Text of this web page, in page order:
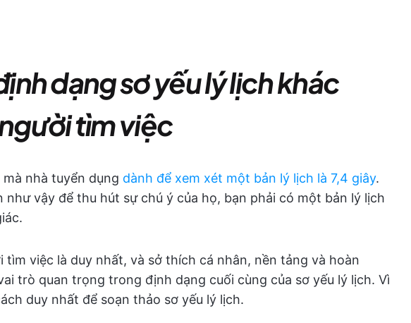
dạng sơ yếu lý lịch khác
tìm việc
nhà tuyển dụng dành để xem xét một bản lý lịch là 7,4 giây.
như vậy để thu hút sự chú ý của họ, bạn phải có một bản lý lịch
tìm việc là duy nhất, và sở thích cá nhân, nền tảng và hoàn
trò quan trọng trong định dạng cuối cùng của sơ yếu lý lịch. Vì
duy nhất để soạn thảo sơ yếu lý lịch.